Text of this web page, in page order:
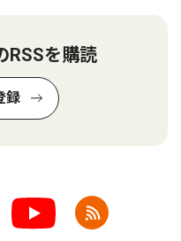
RSSを購読
録